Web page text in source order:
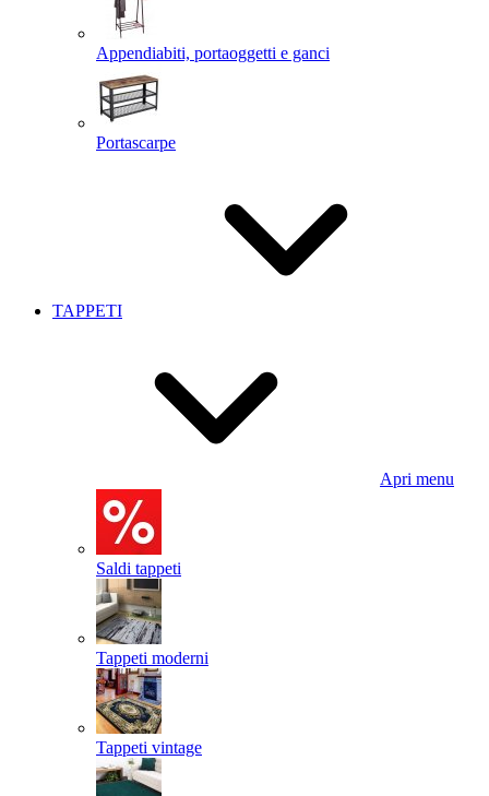
Appendiabiti, portaoggetti e ganci
Portascarpe
TAPPETI
Apri menu
Saldi tappeti
Tappeti moderni
Tappeti vintage